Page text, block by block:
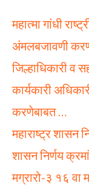
महात्मा गांधी
अंमलबजावणी
जिल्हाधिकारी व
कार्यकारी
करणेबाबत …
महाराष्ट्र शासन
शासन निर्णय
मग्रारो-३ १६ वा